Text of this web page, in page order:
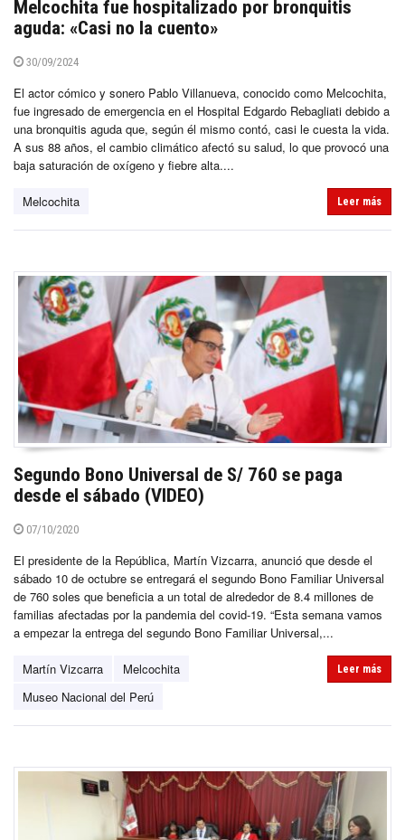
Melcochita fue hospitalizado por bronquitis
aguda: «Casi no la cuento»
30/09/2024
El actor cómico y sonero Pablo Villanueva, conocido como Melcochita,
fue ingresado de emergencia en el Hospital Edgardo Rebagliati debido a
una bronquitis aguda que, según él mismo contó, casi le cuesta la vida.
A sus 88 años, el cambio climático afectó su salud, lo que provocó una
baja saturación de oxígeno y fiebre alta....
Melcochita Leer más
Segundo Bono Universal de S/ 760 se paga
desde el sábado (VIDEO)
07/10/2020
El presidente de la República, Martín Vizcarra, anunció que desde el
sábado 10 de octubre se entregará el segundo Bono Familiar Universal
de 760 soles que beneficia a un total de alrededor de 8.4 millones de
familias afectadas por la pandemia del covid-19. “Esta semana vamos
a empezar la entrega del segundo Bono Familiar Universal,...
Martín Vizcarra
Melcochita
Museo Nacional del Perú
Leer más